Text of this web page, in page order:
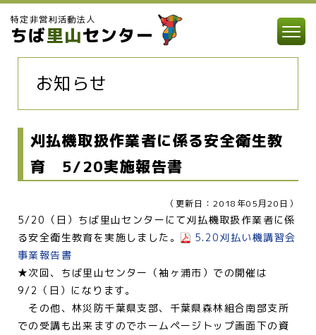
特定非営利活動法人
ちば里山センター
お知らせ
刈払機取扱作業者に係る安全衛生教
育 5/20実施報告書
（更新日：2018年05月20日）
5/20（日）ちば里山センターにて刈払機取扱作業者に係
る安全衛生教育を実施しました。
5.20刈払い機講習会
事業報告書
★次回、ちば里山センター（袖ヶ浦市）での開催は
9/2（日）になります。
その他、林災防千葉県支部、千葉県森林組合南部支所
での受講も出来ますのでホームページトップ画面下の資